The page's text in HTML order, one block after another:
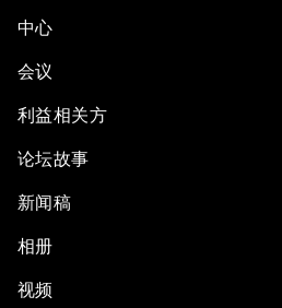
中心
会议
利益相关方
论坛故事
新闻稿
相册
视频